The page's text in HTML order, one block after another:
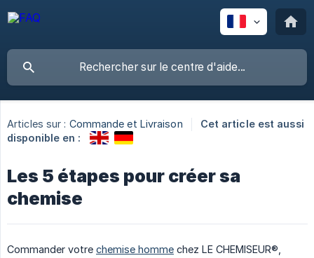
Articles sur : Commande et Livraison
Cet article est aussi
disponible en :
Les 5 étapes pour créer sa
chemise
Commander votre chemise homme chez LE CHEMISEUR®,